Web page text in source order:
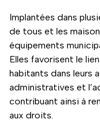
Implantées dans
de tous et les
équipements
Elles favorisent le
habitants dans leurs
administratives et
contribuant ainsi à
aux droits.